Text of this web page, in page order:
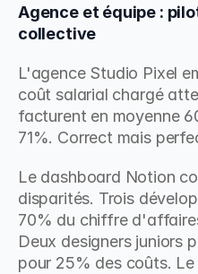
Agence et équipe :
collective
L'agence Studio Pixel
coût salarial chargé
facturent en moyenne
71%. Correct mais
Le dashboard Notion
disparités. Trois
70% du chiffre
Deux designers juniors
pour 25% des coûts.